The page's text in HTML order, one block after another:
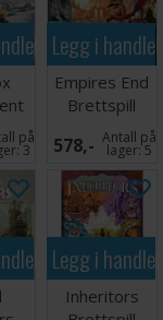
på
3
Legg i
Empires End
Brettspill
578,- Antall på
lager:5
Legg i
Inheritors